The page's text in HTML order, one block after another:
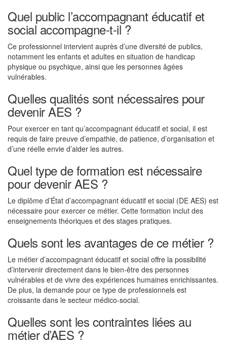
Quel public l’accompagnant éducatif et
social accompagne-t-il ?
Ce professionnel intervient auprès d’une diversité de publics,
notamment les enfants et adultes en situation de handicap
physique ou psychique, ainsi que les personnes âgées
vulnérables.
Quelles qualités sont nécessaires pour
devenir AES ?
Pour exercer en tant qu’accompagnant éducatif et social, il est
requis de faire preuve d’empathie, de patience, d’organisation et
d’une réelle envie d’aider les autres.
Quel type de formation est nécessaire
pour devenir AES ?
Le diplôme d’État d’accompagnant éducatif et social (DE AES) est
nécessaire pour exercer ce métier. Cette formation inclut des
enseignements théoriques et des stages pratiques.
Quels sont les avantages de ce métier ?
Le métier d’accompagnant éducatif et social offre la possibilité
d’intervenir directement dans le bien-être des personnes
vulnérables et de vivre des expériences humaines enrichissantes.
De plus, la demande pour ce type de professionnels est
croissante dans le secteur médico-social.
Quelles sont les contraintes liées au
métier d’AES ?